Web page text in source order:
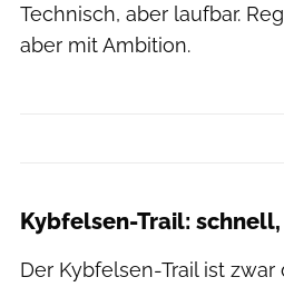
Technisch, aber laufbar.
aber mit Ambition.
Kybfelsen-Trail:
Der Kybfelsen-Trail ist